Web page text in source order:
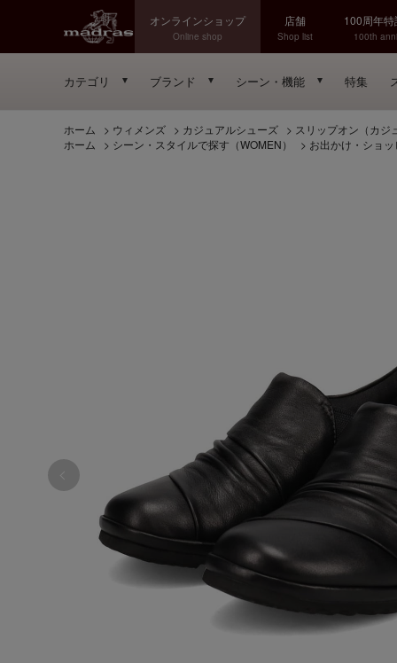
オンラインショップ
Online shop
店舗
Shop list
100周年
100th
カテゴリ ブランド シーン・機能 特集
ホーム > ウィメンズ > カジュアルシューズ > スリップオン（カジ
ホーム
> シーン・スタイルで探す（WOMEN） > お出かけ・ショ